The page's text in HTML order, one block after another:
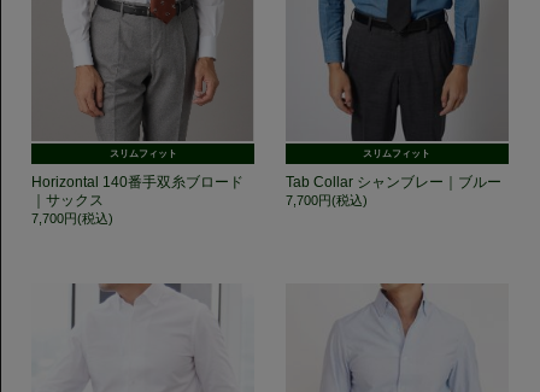
スリムフィット
Horizontal 140番手双糸ブロード
｜サックス
7,700円(税込)
スリムフィット
Tab Collar シャンブレー｜ブルー
7,700円(税込)